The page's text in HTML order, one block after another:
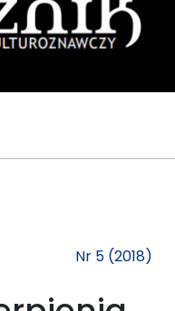
Nr 5 (2018)